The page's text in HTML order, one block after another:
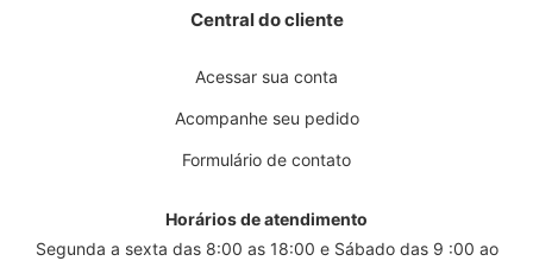
Central do cliente
Acessar sua conta
Acompanhe seu pedido
Formulário de contato
Horários de atendimento
Segunda a sexta das 8:00 as 18:00 e Sábado das 9 :00 ao